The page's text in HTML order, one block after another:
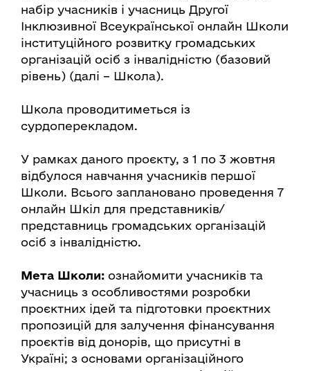
набір учасників і учасниць Другої
Інклюзивної Всеукраїнської онлайн Школи
інституційного розвитку громадських
організацій осіб з інвалідністю (базовий
рівень) (далі – Школа).
Школа проводитиметься із
сурдоперекладом.
У рамках даного проєкту, з 1 по 3 жовтня
відбулося навчання учасників першої
Школи. Всього заплановано проведення 7
онлайн Шкіл для представників/
представниць громадських організацій
осіб з інвалідністю.
Мета Школи: ознайомити учасників та
учасниць з особливостями розробки
проєктних ідей та підготовки проєктних
пропозицій для залучення фінансування
проєктів від донорів, що присутні в
Україні; з основами організаційного